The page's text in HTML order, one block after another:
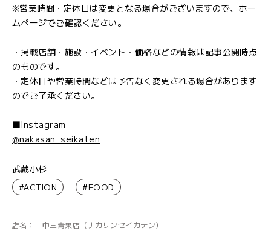
※営業時間・定休日は変更となる場合がございますので、ホー
ムページでご確認ください。
・掲載店舗・施設・イベント・価格などの情報は記事公開時点
のものです。
・定休日や営業時間などは予告なく変更される場合があります
のでご了承ください。
■Instagram
@nakasan_seikaten
武蔵小杉
#ACTION #FOOD
店名：
中三青果店（ナカサンセイカテン）